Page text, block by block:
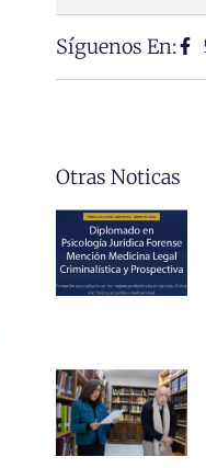
Síguenos En:
Otras Noticas